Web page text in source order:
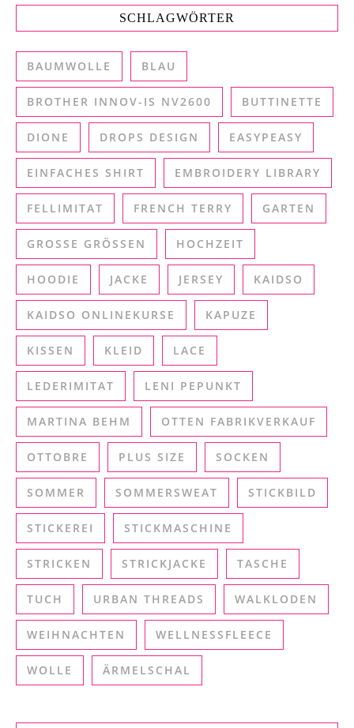
SCHLAGWÖRTER
BAUMWOLLE BLAU
BROTHER INNOV-IS NV2600 BUTTINETTE
DIONE DROPS DESIGN EASYPEASY
EINFACHES SHIRT EMBROIDERY LIBRARY
FELLIMITAT FRENCH TERRY GARTEN
GROSSE GRÖSSEN HOCHZEIT
HOODIE JACKE JERSEY KAIDSO
KAIDSO ONLINEKURSE KAPUZE
KISSEN KLEID LACE
LEDERIMITAT LENI PEPUNKT
MARTINA BEHM OTTEN FABRIKVERKAUF
OTTOBRE PLUS SIZE SOCKEN
SOMMER SOMMERSWEAT STICKBILD
STICKEREI STICKMASCHINE
STRICKEN STRICKJACKE TASCHE
TUCH URBAN THREADS WALKLODEN
WEIHNACHTEN WELLNESSFLEECE
WOLLE ÄRMELSCHAL